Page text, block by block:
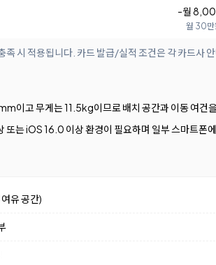
-월
월 30만
족 시 적용됩니다. 카드 발급/실적 조건은 각 카드사
이고 무게는 11.5kg이므로 배치 공간과 이동 여건
는 iOS 16.0 이상 환경이 필요하며 일부 스마트폰
유 공간)